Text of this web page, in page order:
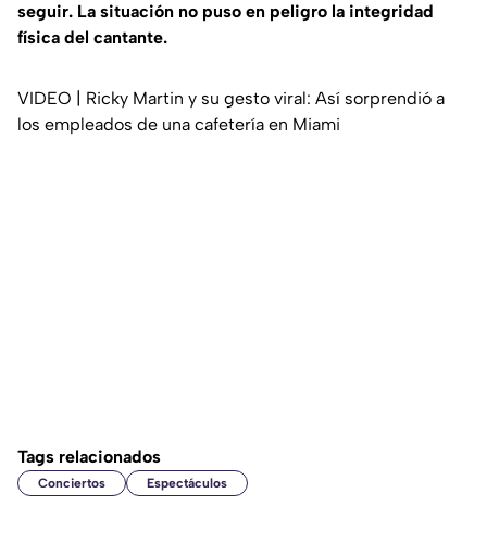
seguir. La situación no puso en peligro la integridad
física del cantante.
VIDEO | Ricky Martin y su gesto viral: Así sorprendió a
los empleados de una cafetería en Miami
Tags relacionados
Conciertos Espectáculos